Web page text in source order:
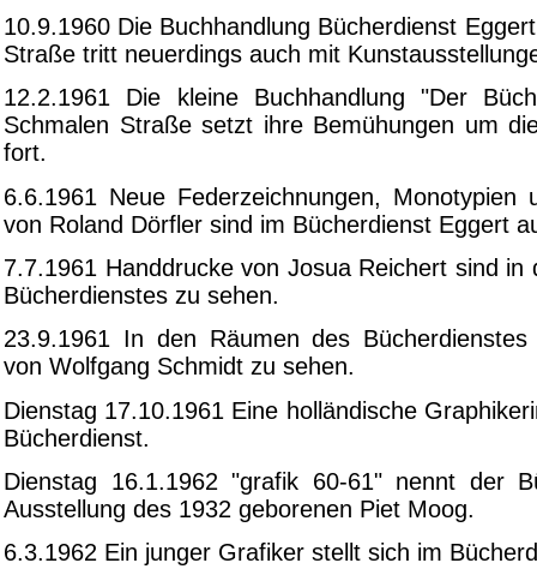
10.9.1960 Die Buchhandlung Bücherdienst
Straße tritt neuerdings auch mit
12.2.1961 Die kleine Buchhandlung "Der
Schmalen Straße setzt ihre Bemühungen um
fort.
6.6.1961 Neue Federzeichnungen, Monotypien
von Roland Dörfler sind im Bücherdienst Eggert
7.7.1961 Handdrucke von Josua Reichert sind in
Bücherdienstes zu sehen.
23.9.1961 In den Räumen des Bücherdienstes
von Wolfgang Schmidt zu sehen.
Dienstag 17.10.1961 Eine holländische
Bücherdienst.
Dienstag 16.1.1962 "grafik 60-61" nennt der
Ausstellung des 1932 geborenen Piet Moog.
6.3.1962 Ein junger Grafiker stellt sich im